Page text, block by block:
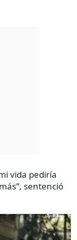
vida pediría
sentenció